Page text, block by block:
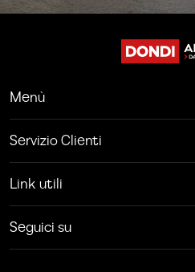
Menù
Servizio Clienti
Link utili
Seguici su